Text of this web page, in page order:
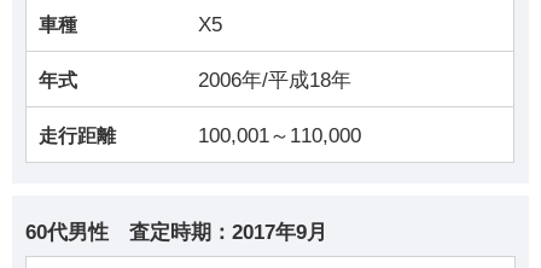
車種 X5
年式 2006年/平成18年
走行距離 100,001～110,000
60代男性 査定時期： 2017年9月